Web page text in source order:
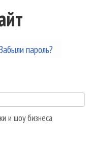
вкладка)
Забыли пароль?
и шоу бизнеса